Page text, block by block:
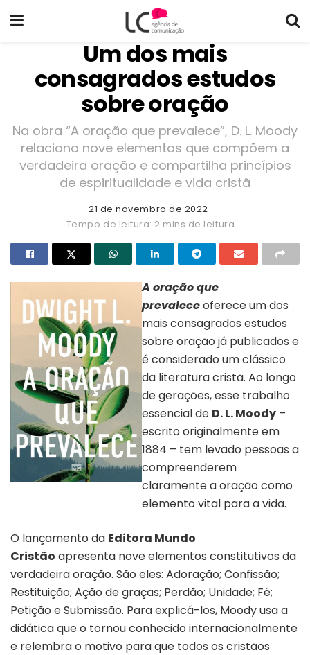
Um dos mais
consagrados estudos
sobre oração
Na obra “A oração que prevalece”, D. L. Moody
relaciona nove elementos que compõem a
verdadeira oração e compartilha princípios
de espiritualidade e vida cristã
21 de novembro de 2022
Tempo de leitura: 2 mins de leitura
A oração que
prevaleceoferece um dos
mais consagrados estudos
sobre oração já publicados e
é considerado um clássico
da literatura cristã. Ao longo
de gerações, esse trabalho
essencial de D. L. Moody –
escrito originalmente em
1884 – tem levado pessoas a
compreenderem
claramente a oração como
elemento vital para a vida.
O lançamento da Editora Mundo
Cristão apresenta nove elementos constitutivos da
verdadeira oração. São eles: Adoração; Confissão;
Restituição; Ação de graças; Perdão; Unidade; Fé;
Petição e Submissão. Para explicá-los, Moody usa a
didática que o tornou conhecido internacionalmente
e relembra o motivo para que todos os cristãos